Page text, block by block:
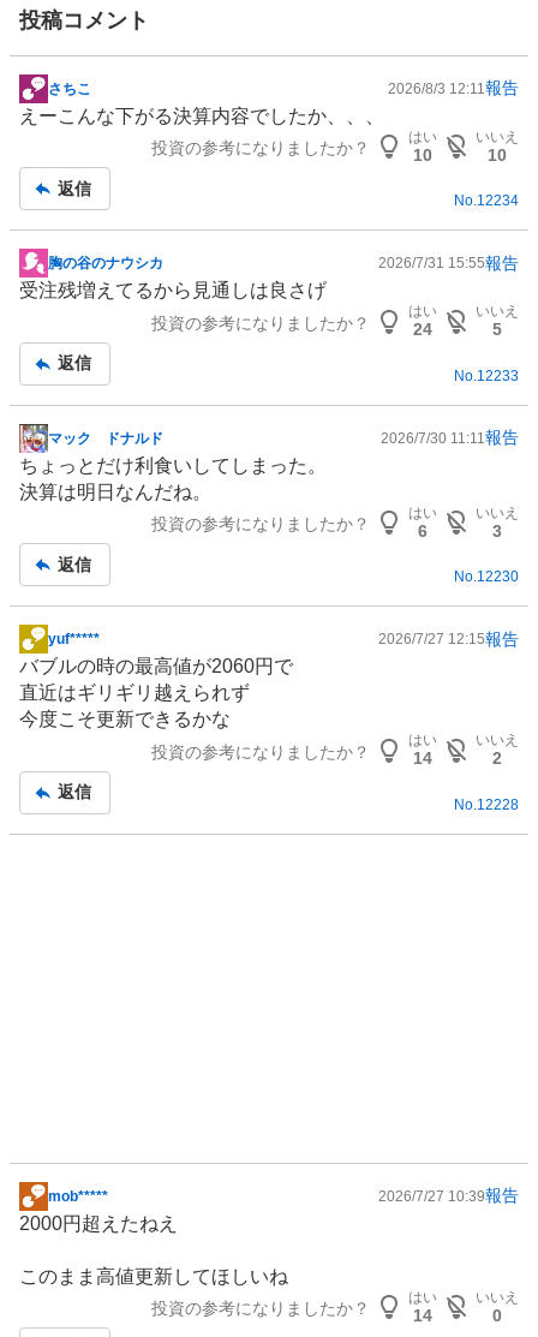
投稿コメント
掲
示
事
さちこ 2026/8/3 12:11 報告
えーこんな下がる決算内容でしたか、、、
投資の参考になりましたか？
はい
10
いいえ
10
返信
No.12234
掲
示
事
胸の谷のナウシカ 2026/7/31 15:55報告
受注残増えてるから見通しは良さげ
投資の参考になりましたか？
はい
24
いいえ
5
返信
No. 12233
掲
示
板
マック ドナルド 2026/7/30 11:11 報告
ちょっとだけ利食いしてしまった。
決算は明日なんだね。
投資の参考になりましたか？
はい
6
いいえ
3
返信
No.12230
掲
示
板
記
yuf***** 2026/7/27 12:15報告
バブルの時の最高値が2060円で
直近はギリギリ越えられず
今度こそ更新できるかな
投資の参考になりましたか？
はい
14
いいえ
2
返信
No. 12228
掲
示
記
mob***** 2026/7/27 10:39報告
2000円超えたねえ
このまま高値更新してほしいね
投資の参考になりましたか？
はい
14
いいえ
0